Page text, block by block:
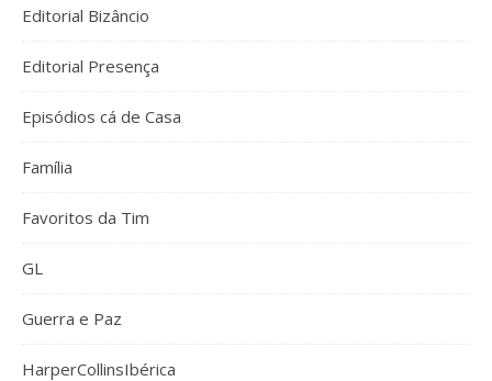
Editorial Bizâncio
Editorial Presença
Episódios cá de Casa
Família
Favoritos da Tim
GL
Guerra e Paz
HarperCollinsIbérica